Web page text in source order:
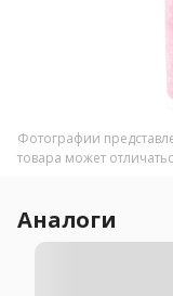
Фотографии
товара может
Аналоги